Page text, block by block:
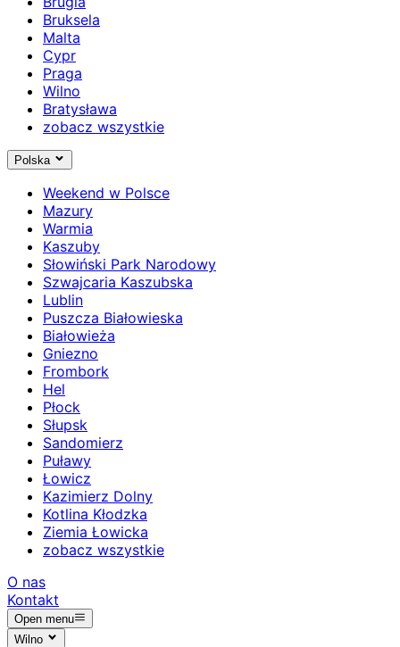
Bruksela
Malta
Cypr
Praga
Wilno
Bratysława
zobacz wszystkie
Polska
Weekend w Polsce
Mazury
Warmia
Kaszuby
Słowiński Park Narodowy
Szwajcaria Kaszubska
Lublin
Puszcza Białowieska
Białowieża
Gniezno
Frombork
Hel
Płock
Słupsk
Sandomierz
Puławy
Łowicz
Kazimierz Dolny
Kotlina Kłodzka
Ziemia Łowicka
zobacz wszystkie
O nas
Kontakt
Open menu
Wilno